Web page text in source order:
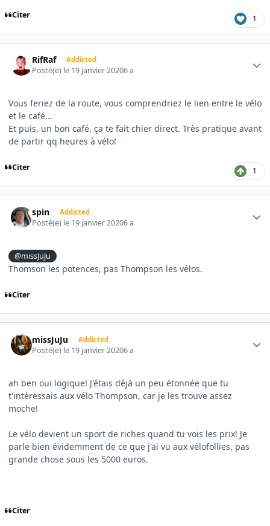
Citer 1
RifRaf Addicted
Posté(e) le 19 janvier 20206 a
Vous feriez de la route, vous comprendriez le lien entre le vélo
et le café...
Et puis, un bon café, ça te fait chier direct. Très pratique avant
de partir qq heures à vélo!
Citer 1
spin Addicted
Posté(e) le 19 janvier 20206 a
@missJuJu
Thomson les potences, pas Thompson les vélos.
Citer
missJuJu Addicted
Posté(e) le 19 janvier 20206 a
ah ben oui logique! J'étais déjà un peu étonnée que tu
t'intéressais aux vélo Thompson, car je les trouve assez
moche!
Le vélo devient un sport de riches quand tu vois les prix! Je
parle bien évidemment de ce que j'ai vu aux vélofollies, pas
grande chose sous les 5000 euros.
Citer